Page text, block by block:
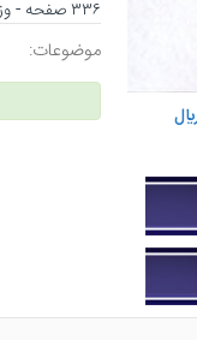
۳۳۶ صفحه - وزيري (گالينگور) - چاپ ۳
موضوعات: